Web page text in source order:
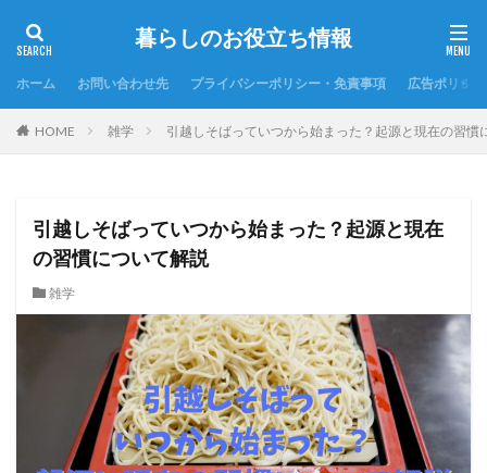
暮らしのお役立ち情報
ホーム お問い合わせ先 プライバシーポリシー・免責事項 広告ポリシー
HOME 雑学 引越しそばっていつから始まった？起源と現在の習慣
引越しそばっていつから始まった？起源と現在
の習慣について解説
雑学